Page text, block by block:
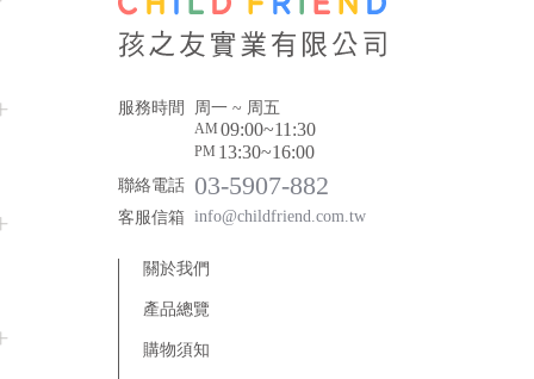
服務時間 周一 ~ 周五
AM 09:00~11:30
PM 13:30~16:00
聯絡電話 03-5907-882
客服信箱 info@childfriend.com.tw
關於我們
產品總覽
木製玩具
購物須知